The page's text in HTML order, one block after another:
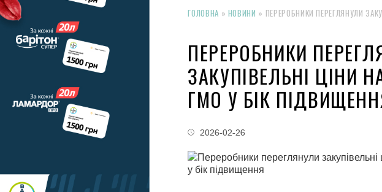
ГОЛОВНА » НОВИНИ » ПЕРЕРОБНИКИ ПЕРЕГЛЯНУЛИ
ПЕРЕРОБНИКИ
ЗАКУПІВЕЛЬНІ ЦІНИ
ГМО У БІК
2026-02-26